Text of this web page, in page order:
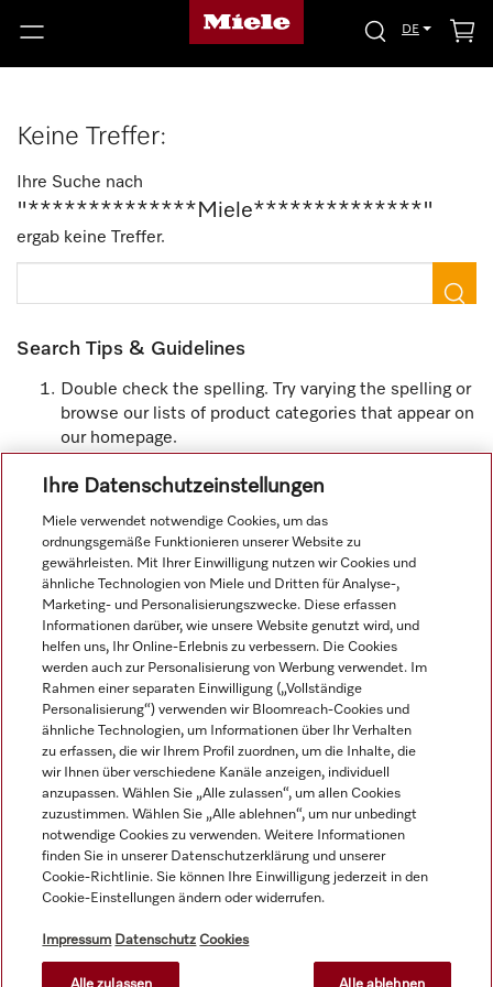
DE
Keine Treffer:
Ihre Suche nach
"**************Miele**************"
ergab keine Treffer.
Search Tips & Guidelines
Double check the spelling. Try varying the spelling or
browse our lists of product categories that appear on
our homepage.
Be less specific in your terminology. Using a more
related products.
Navigation
Service
Ihre Datenschutzeinstellungen
Miele verwendet notwendige Cookies, um das
ordnungsgemäße Funktionieren unserer Website zu
gewährleisten. Mit Ihrer Einwilligung nutzen wir Cookies und
ähnliche Technologien von Miele und Dritten für Analyse-,
Marketing- und Personalisierungszwecke. Diese erfassen
Informationen darüber, wie unsere Website genutzt wird, und
helfen uns, Ihr Online-Erlebnis zu verbessern. Die Cookies
werden auch zur Personalisierung von Werbung verwendet. Im
Rahmen einer separaten Einwilligung („Vollständige
Personalisierung“) verwenden wir Bloomreach-Cookies und
ähnliche Technologien, um Informationen über Ihr Verhalten
zu erfassen, die wir Ihrem Profil zuordnen, um die Inhalte, die
wir Ihnen über verschiedene Kanäle anzeigen, individuell
anzupassen. Wählen Sie „Alle zulassen“, um allen Cookies
zuzustimmen. Wählen Sie „Alle ablehnen“, um nur unbedingt
notwendige Cookies zu verwenden. Weitere Informationen
finden Sie in unserer Datenschutzerklärung und unserer
Cookie-Richtlinie. Sie können Ihre Einwilligung jederzeit in den
Cookie-Einstellungen ändern oder widerrufen.
Impressum Datenschutz Cookies